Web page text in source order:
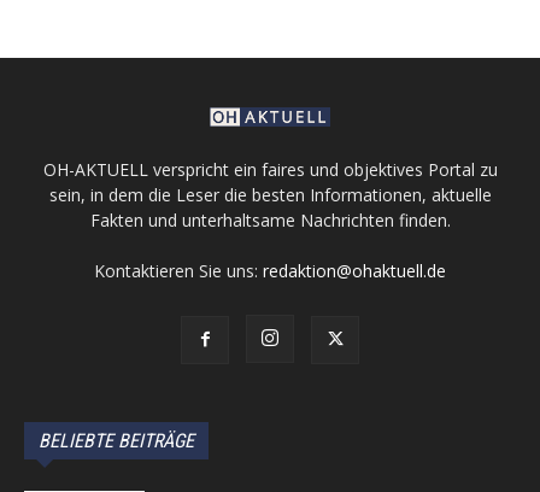
OH-AKTUELL verspricht ein faires und objektives Portal zu
sein, in dem die Leser die besten Informationen, aktuelle
Fakten und unterhaltsame Nachrichten finden.
Kontaktieren Sie uns: redaktion@ohaktuell.de
BELIEBTE BEITRÄGE